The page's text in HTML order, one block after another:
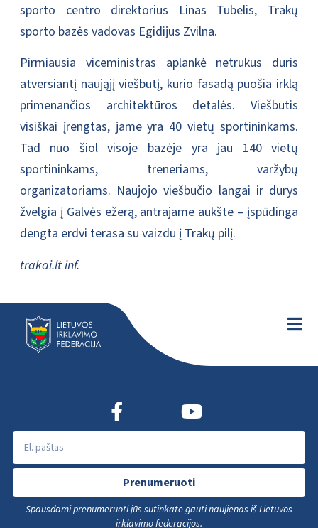
sporto centro direktorius Linas Tubelis, Trakų
sporto bazės vadovas Egidijus Zvilna.
Pirmiausia viceministras aplankė netrukus duris
atversiantį naująjį viešbutį, kurio fasadą puošia irklą
primenančios architektūros detalės. Viešbutis
visiškai įrengtas, jame yra 40 vietų sportininkams.
Tad nuo šiol visoje bazėje yra jau 140 vietų
sportininkams, treneriams, varžybų
organizatoriams. Naujojo viešbučio langai ir durys
žvelgia į Galvės ežerą, antrajame aukšte – įspūdinga
dengta erdvi terasa su vaizdu į Trakų pilį.
trakai.lt inf.
Prenumeruoti
Spausdami prenumeruoti jūs sutinkate gauti naujienas iš Lietuvos
irklavimo federacijos.